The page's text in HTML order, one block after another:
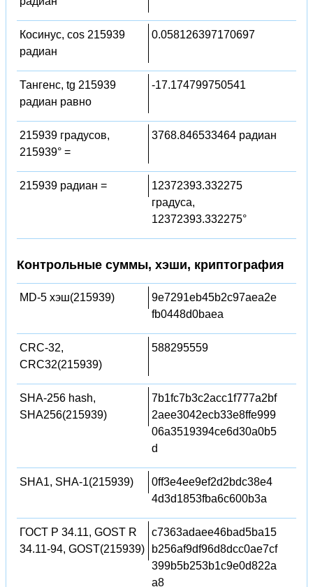
Косинус, cos 215939
радиан
0.058126397170697
Тангенс, tg 215939
радиан равно
-17.174799750541
215939 градусов,
215939° =
3768.846533464 радиан
215939 радиан =
12372393.332275
градуса,
12372393.332275°
Контрольные суммы, хэши, криптография
MD-5 хэш(215939)
9e7291eb45b2c97aea2e
fb0448d0baea
CRC-32,
CRC32(215939)
588295559
SHA-256 hash,
SHA256(215939)
7b1fc7b3c2acc1f777a2bf
2aee3042ecb33e8ffe999
06a3519394ce6d30a0b5
d
SHA1, SHA-1(215939)
0ff3e4ee9ef2d2bdc38e4
4d3d1853fba6c600b3a
ГОСТ Р 34.11, GOST R
34.11-94, GOST(215939)
c7363adaee46bad5ba15
b256af9df96d8dcc0ae7cf
399b5b253b1c9e0d822a
a8